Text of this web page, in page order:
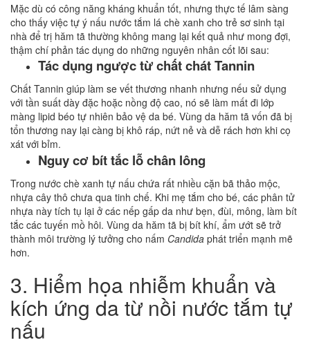
Mặc dù có công năng kháng khuẩn tốt, nhưng thực tế lâm sàng
cho thấy việc tự ý nấu nước tắm lá chè xanh cho trẻ sơ sinh tại
nhà để trị hăm tã thường không mang lại kết quả như mong đợi,
thậm chí phản tác dụng do những nguyên nhân cốt lõi sau:
Tác dụng ngược từ chất chát Tannin
Chất Tannin giúp làm se vết thương nhanh nhưng nếu sử dụng
với tần suất dày đặc hoặc nồng độ cao, nó sẽ làm mất đi lớp
màng lipid béo tự nhiên bảo vệ da bé. Vùng da hăm tã vốn đã bị
tổn thương nay lại càng bị khô ráp, nứt nẻ và dễ rách hơn khi cọ
xát với bỉm.
Nguy cơ bít tắc lỗ chân lông
Trong nước chè xanh tự nấu chứa rất nhiều cặn bã thảo mộc,
nhựa cây thô chưa qua tinh chế. Khi mẹ tắm cho bé, các phân tử
nhựa này tích tụ lại ở các nếp gấp da như bẹn, đùi, mông, làm bít
tắc các tuyến mồ hôi. Vùng da hăm tã bị bít khí, ẩm ướt sẽ trở
thành môi trường lý tưởng cho nấm Candida phát triển mạnh mẽ
hơn.
3. Hiểm họa nhiễm khuẩn và
kích ứng da từ nồi nước tắm tự
nấu